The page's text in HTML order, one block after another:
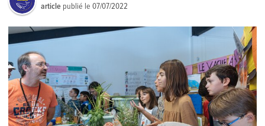
article publié le07/07/2022